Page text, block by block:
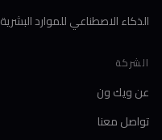
الذكاء الاصطناعي للموارد البشرية
الشركة
عن ويك ون
تواصل معنا